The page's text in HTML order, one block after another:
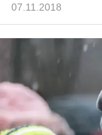
07.11.2018